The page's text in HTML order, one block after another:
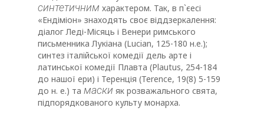
синтетичним характером. Так, в п`єесі
«Ендіміон» знаходять своє віддзеркалення:
діалог Леді-Місяць і Венери римського
письменника Лукіана (Lucian, 125-180 н.е.);
синтез італійської комедії дель арте і
латинської комедії Плавта (Plautus, 254-184
до нашої ери) і Теренція (Terence, 19(8) 5-159
до н. е.) та маски як розважального свята,
підпорядкованого культу монарха.